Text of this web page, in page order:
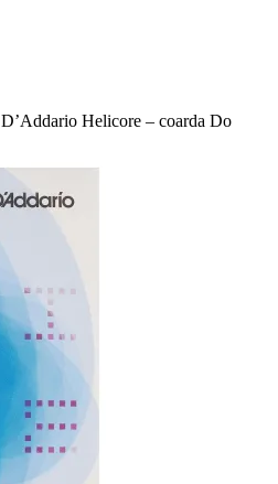
D’Addario Helicore – coarda Do